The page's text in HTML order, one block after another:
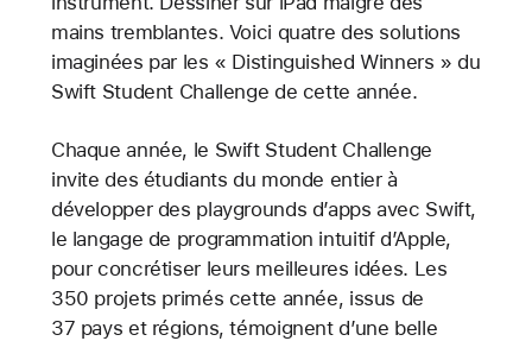
mains tremblantes. Voici quatre des solutions
imaginées par les « Distinguished Winners » du
Swift Student Challenge de cette année.
Chaque année, le Swift Student Challenge
invite des étudiants du monde entier à
développer des playgrounds d’apps avec Swift,
le langage de programmation intuitif d’Apple,
pour concrétiser leurs meilleures idées. Les
350 projets primés cette année, issus de
37 pays et régions, témoignent d’une belle